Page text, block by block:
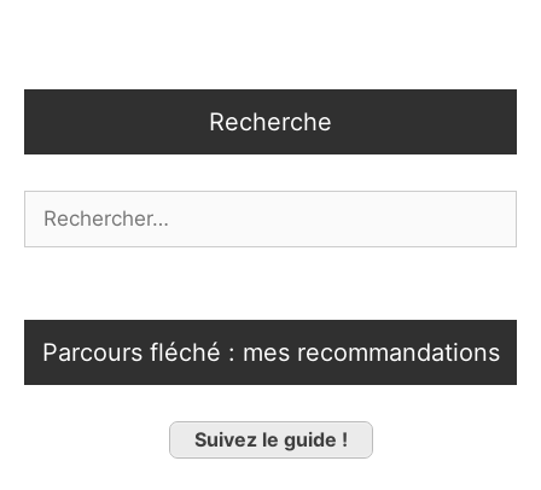
Recherche
Parcours fléché : mes recommandations
Suivez le guide !